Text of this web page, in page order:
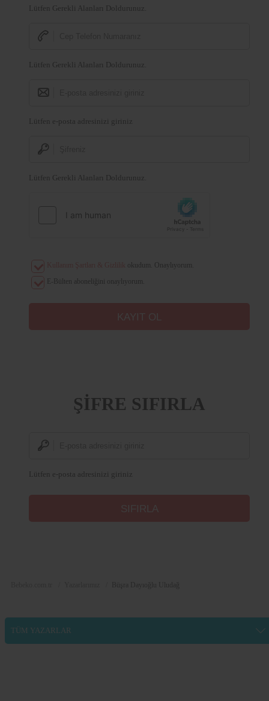
Lütfen Gerekli Alanları Doldurunuz.
Lütfen Gerekli Alanları Doldurunuz.
Lütfen e-posta adresinizi giriniz
Lütfen Gerekli Alanları Doldurunuz.
okudum. Onaylıyorum.
E-Bülten aboneliğini onaylıyorum.
ŞİFRE SIFIRLA
Lütfen e-posta adresinizi giriniz